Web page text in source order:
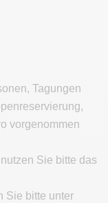
Tagungen
vorgenommen
Sie bitte das
Sie bitte unter